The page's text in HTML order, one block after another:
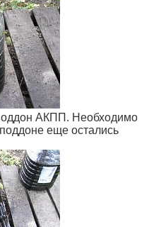
АКПП. Необходимо
еще остались